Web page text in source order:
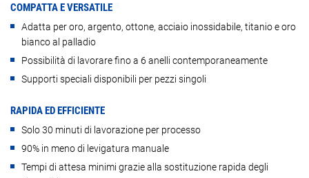
COMPATTA E VERSATILE
Adatta per oro, argento, ottone, acciaio inossidabile, titanio e oro
bianco al palladio
Possibilità di lavorare fino a 6 anelli contemporaneamente
Supporti speciali disponibili per pezzi singoli
RAPIDA ED EFFICIENTE
Solo 30 minuti di lavorazione per processo
90% in meno di levigatura manuale
Tempi di attesa minimi grazie alla sostituzione rapida degli